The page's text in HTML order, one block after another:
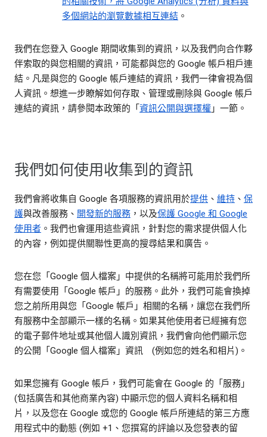
多個網站的瀏覽數據相互連結 。
我們在您登入 Google 期間收集到的資訊，以及我們向合作夥
伴索取的與您相關的資訊，可能都與您的 Google 帳戶相戶連
結。凡是與您的 Google 帳戶連結的資訊，我們一律會視為個
人資訊。想進一步瞭解如何存取、管理或刪除與 Google 帳戶
連結的資訊，請參閱本政策的「 資訊公開與選擇權 」一節。
我們如何使用收集到的資訊
我們會將收集自 Google 各項服務的資訊用於提供 、 維持 、 保
護與改善服務、 開發新的服務 ，以及保護 Google 和 Google
使用者 。我們也會運用這些資訊，針對您的需求提供個人化
的內容，例如提供關聯性更高的搜尋結果和廣告。
您在您「Google 個人檔案」中提供的名稱將可能用於我們所
有需要使用「Google 帳戶」的服務。此外，我們可能會換掉
您之前所用與您「Google 帳戶」相關的名稱，讓您在我們所
有服務中全部顯示一樣的名稱。如果其他使用者已經擁有您
的電子郵件地址或其他個人識別資訊，我們會向他們顯示您
的公開「Google 個人檔案」資訊 (例如您的姓名和相片)。
如果您擁有 Google 帳戶，我們可能會在 Google 的「服務」
(包括廣告和其他商業內容) 中顯示您的個人資料名稱和相
片，以及您在 Google 或您的 Google 帳戶所連結的第三方應
用程式中的動態 (例如 +1、您撰寫的評論以及您發表的留